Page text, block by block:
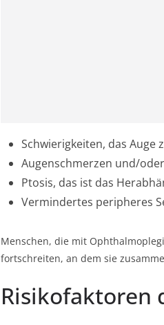
Schwierigkeiten, das Auge
Augenschmerzen und/
Ptosis, das ist das
Vermindertes peripheres
Menschen, die mit
fortschreiten, an dem sie
Risikofaktoren